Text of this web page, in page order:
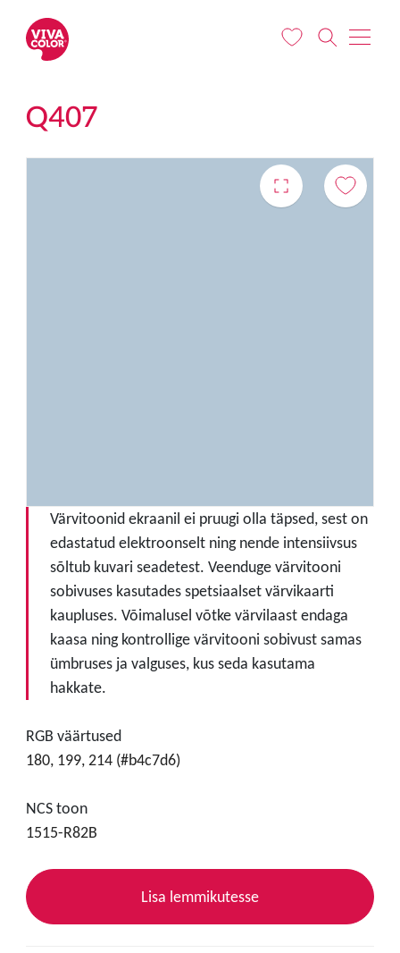
Q407
Värvitoonid ekraanil ei pruugi olla täpsed, sest on
edastatud elektroonselt ning nende intensiivsus
sõltub kuvari seadetest. Veenduge värvitooni
sobivuses kasutades spetsiaalset värvikaarti
kaupluses. Võimalusel võtke värvilaast endaga
kaasa ning kontrollige värvitooni sobivust samas
ümbruses ja valguses, kus seda kasutama
hakkate.
RGB väärtused
180, 199, 214 (#b4c7d6)
NCS toon
1515-R82B
Lisa lemmikutesse